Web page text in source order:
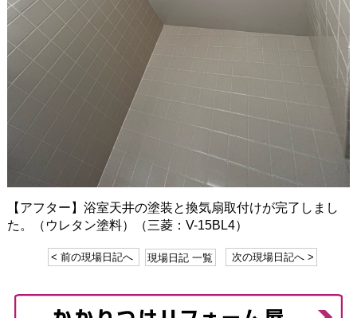
【アフター】浴室天井の塗装と換気扇取付けが完了しまし
た。（ウレタン塗料）（三菱：V-15BL4）
< 前の現場日記へ 現場日記 一覧 次の現場日記へ >